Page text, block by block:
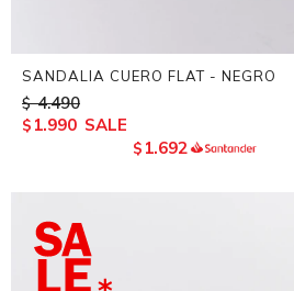
SANDALIA CUERO FLAT - NEGRO
$ 4.490
$ 1.990
$ 1.692